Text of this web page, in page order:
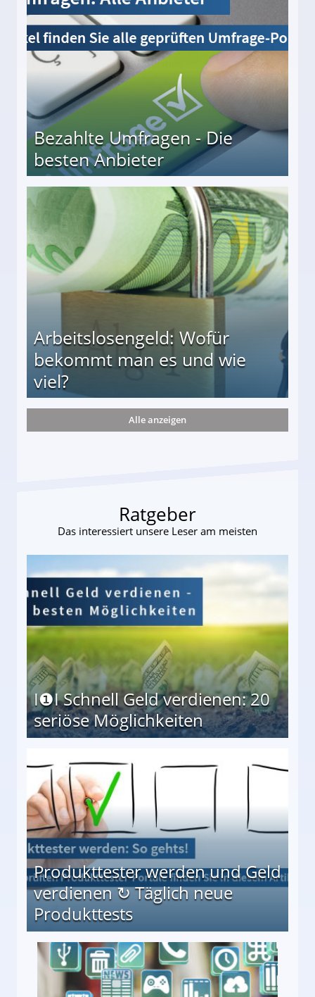
Bezahlte Umfragen - Die
besten Anbieter
Arbeitslosengeld: Wofür
bekommt man es und wie
viel?
und wie viel?
Alle anzeigen
Ratgeber
Das interessiert unsere Leser am meisten
I❶I Schnell Geld verdienen: 20
seriöse Möglichkeiten
Produkttester werden und Geld
verdienen ↻ Täglich neue
Produkttests
↻ Täglich neue Produkttests